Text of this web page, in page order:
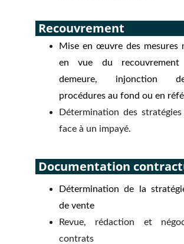
Recouvrement
Mise en œuvre des mesures
en vue du recouvrement
demeure, injonction
procédures au fond ou en
Détermination des
face à un impayé.
Documentation
Détermination de la
de vente
Revue, rédaction et
contrats